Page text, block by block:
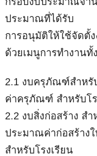
ประมาณที่ได้รับ
การอนุมัติให้ใช้จัดตั้
ด้วยเมนูการทำงาน
2.1 งบครุภัณฑ์สำหรั
ค่าครุภัณฑ์ สำหรับโร
2.2 งบสิ่งก่อสร้าง ส
ประมาณค่าก่อสร้าง
สำหรับโรงเรียน